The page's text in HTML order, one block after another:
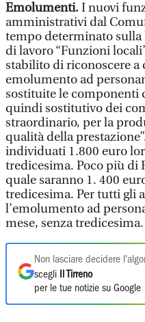
Emolumenti.I nuovi
amministrativi dal
tempo determinato sulla
di lavoro “Funzioni
stabilito di riconoscere a
emolumento ad
sostituite le componenti
quindi sostitutivo dei
straordinario, per la
qualità della
individuati 1.800 euro
tredicesima. Poco più di
quale saranno 1. 400
tredicesima. Per tutti gli
l’emolumento ad
mese, senza tredicesima.
Non lasciare decidere
scegli
Il Tirreno
per le tue notizie su Google